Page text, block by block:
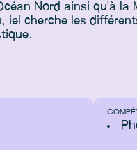
Nord ainsi qu'à la
iel cherche les